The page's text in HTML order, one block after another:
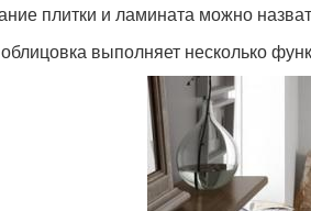
плитки и ламината можно
выполняет несколько